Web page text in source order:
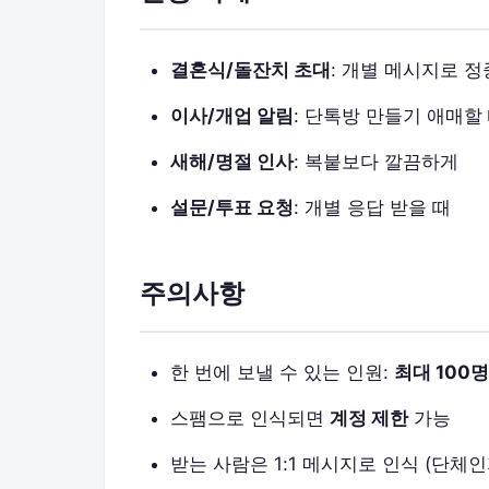
결혼식/돌잔치 초대 : 개별 메시지로 정
이사/개업 알림: 단톡방 만들기 애매할
새해/명절 인사: 복붙보다 깔끔하게
설문/투표 요청: 개별 응답 받을 때
주의사항
한 번에 보낼 수 있는 인원: 최대 100명
스팸으로 인식되면 계정 제한가능
받는 사람은 1:1 메시지로 인식 (단체